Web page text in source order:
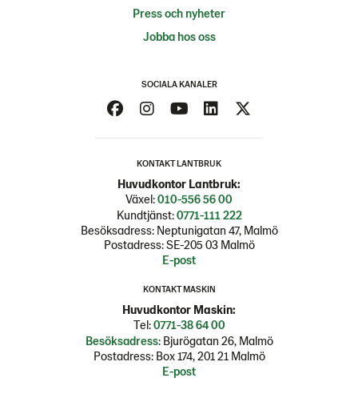
Press och nyheter
Jobba hos oss
SOCIALA KANALER
KONTAKT LANTBRUK
Huvudkontor Lantbruk:
Växel:010-556 56 00
Kundtjänst:0771-111 222
Besöksadress: Neptunigatan 47, Malmö
Postadress: SE-205 03 Malmö
E-post
KONTAKT MASKIN
Huvudkontor Maskin:
Tel:0771-38 64 00
Besöksadress: Bjurögatan 26, Malmö
Postadress: Box 174, 201 21 Malmö
E-post